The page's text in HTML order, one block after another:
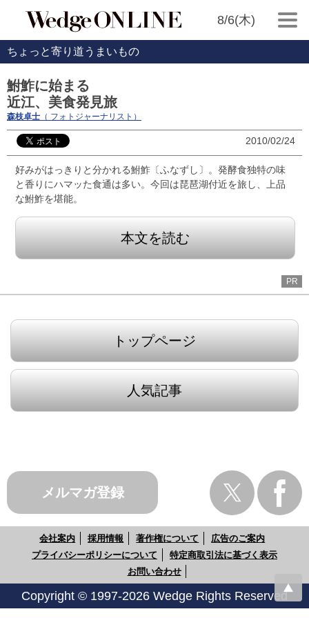
8/6(木)
ちょっと寄り道うまいもの
鮒鮓に始まる
近江、美食発見旅
森枝卓士 （ フォトジャーナリスト）
2010/02/24
好みがはっきりと分かれる鮒鮓〔ふなずし〕。発酵食独特の味
と香りにハマッた食通は多い。今回は琵琶湖付近を旅し、上品
な鮒鮓を堪能。
本文を読む
PR
トップページ
人気記事
メルマガ登録
会社案内 採用情報 著作権について
広告のご案内
プライバシーポリシーについて
特定商取引法に基づく表示
お問い合わせ
Copyright © 1997-2026 Wedge Rights Reserved